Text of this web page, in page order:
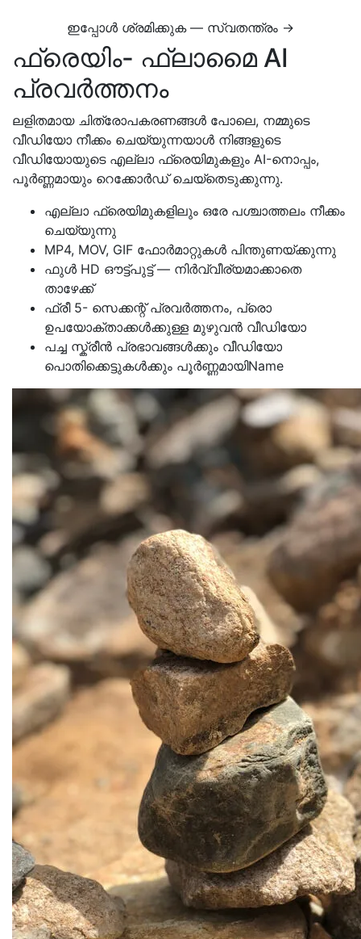
ഇപ്പോൾ ശ്രമിക്കുക — സ്വതന്ത്രം →
ഫ്രെയിം- ഫ്ലാമൈ AI
പ്രവര്‍ത്തനം
ലളിതമായ ചിത്രോപകരണങ്ങള്‍ പോലെ, നമ്മുടെ
വീഡിയോ നീക്കം ചെയ്യുന്നയാള്‍ നിങ്ങളുടെ
വീഡിയോയുടെ എല്ലാ ഫ്രെയിമുകളും AI-നൊപ്പം,
പൂര്‍ണ്ണമായും റെക്കോര്‍ഡ്‌ ചെയ്തെടുക്കുന്നു.
എല്ലാ ഫ്രെയിമുകളിലും ഒരേ പശ്ചാത്തലം നീക്കം
ചെയ്യുന്നു
MP4, MOV, GIF ഫോര്‍മാറ്റുകള്‍ പിന്തുണയ്ക്കുന്നു
ഫുള്‍ HD ഔട്ട്പുട്ട് — നിര്‍വ്വീര്യമാക്കാതെ
താഴേക്ക്
ഫ്രീ 5- സെക്കന്റ് പ്രവര്‍ത്തനം, പ്രൊ
ഉപയോക്താക്കള്‍ക്കുള്ള മുഴുവന്‍ വീഡിയോ
പച്ച സ്ക്രീന്‍ പ്രഭാവങ്ങള്‍ക്കും വീഡിയോ
പൊതിക്കെട്ടുകള്‍ക്കും പൂര്‍ണ്ണമായിName